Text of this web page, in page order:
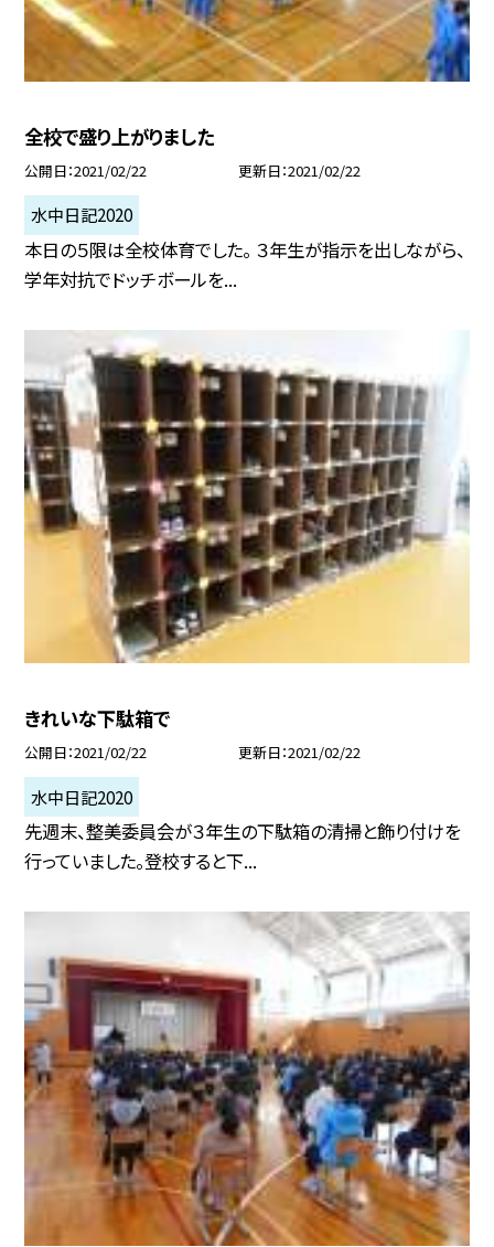
全校で盛り上がりました
公開日 2021/02/22 更新日 2021/02/22
水中日記2020
本日の５限は全校体育でした。 ３年生が指示を出しながら、
学年対抗でドッチボールを...
きれいな下駄箱で
公開日 2021/02/22 更新日 2021/02/22
水中日記2020
先週末、整美委員会が３年生の下駄箱の清掃と飾り付けを
行っていました。登校すると下...